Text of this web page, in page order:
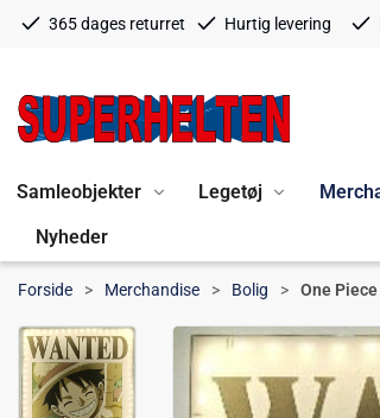
365 dages returret Hurtig levering
Samleobjekter Legetøj
Nyheder
Forside Merchandise Bolig One